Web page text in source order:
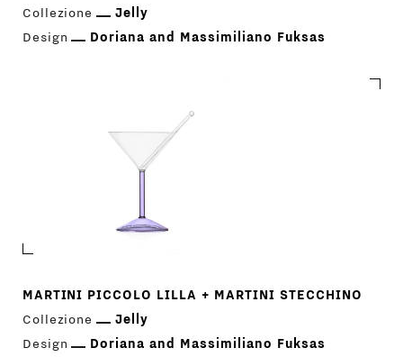
Collezione
Jelly
Design
Doriana and Massimiliano Fuksas
MARTINI PICCOLO LILLA + MARTINI STECCHINO
Collezione
Jelly
Design
Doriana and Massimiliano Fuksas